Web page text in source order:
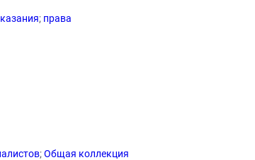
; права
;Общая коллекция